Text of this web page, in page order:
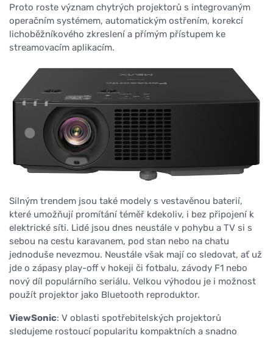
Proto roste význam chytrých projektorů s integrovaným
operačním systémem, automatickým ostřením, korekcí
lichoběžníkového zkreslení a přímým přístupem ke
streamovacím aplikacím.
Silným trendem jsou také modely s vestavěnou baterií,
které umožňují promítání téměř kdekoliv, i bez připojení k
elektrické síti. Lidé jsou dnes neustále v pohybu a TV si s
sebou na cestu karavanem, pod stan nebo na chatu
jednoduše nevezmou. Neustále však mají co sledovat, ať už
jde o zápasy play-off v hokeji či fotbalu, závody F1 nebo
nový díl populárního seriálu. Velkou výhodou je i možnost
použít projektor jako Bluetooth reproduktor.
ViewSonic: V oblasti spotřebitelských projektorů
sledujeme rostoucí popularitu kompaktních a snadno